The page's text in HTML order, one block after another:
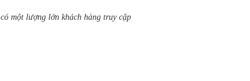
một lượng lớn khách hàng truy cập